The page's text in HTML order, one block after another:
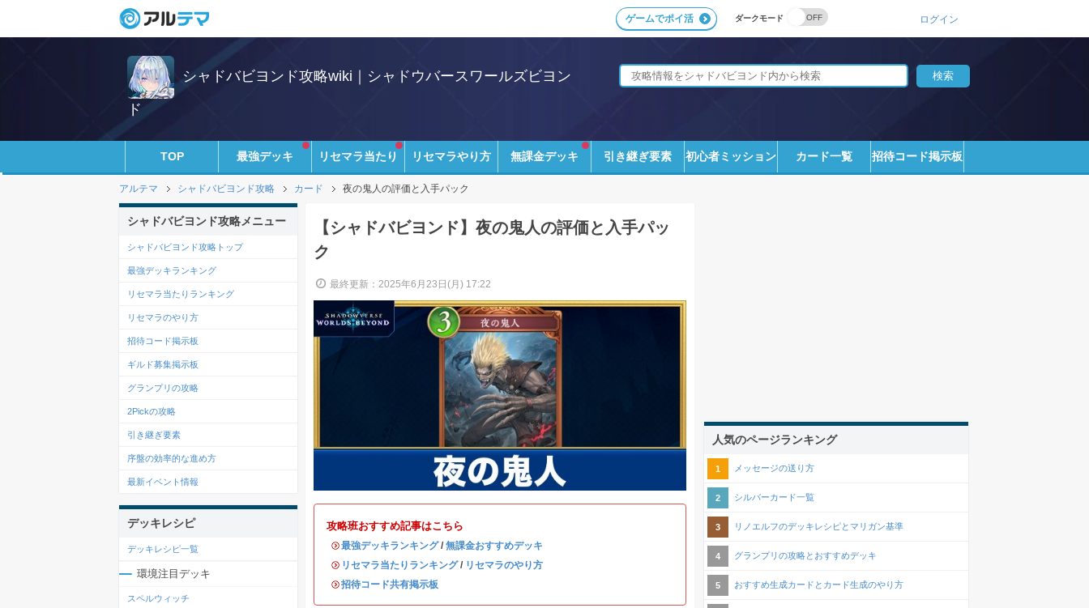
ダークモード
ゲームでポイ活 ログイン
シャドバビヨンド攻略wiki｜シャドウバースワールズビヨン
ド
TOP 最強デッキ リセマラ当たり リセマラやり方 無課金デッキ 引き継ぎ要素 初心者ミッション カード一覧 招待コード掲示板
アルテマ シャドバビヨンド攻略 カード 夜の鬼人の評価と入手パック
【シャドバビヨンド】夜の鬼人の評価と入手パッ
ク
最終更新：2025年6月23日(月) 17:22
攻略班おすすめ記事はこちら
・最強デッキランキング/ 無課金おすすめデッキ
・ リセマラ当たりランキング/ リセマラのやり方
・招待コード共有掲示板
シャドバビヨンド攻略メニュー
シャドバビヨンド攻略トップ
最強デッキランキング
リセマラ当たりランキング
リセマラのやり方
招待コード掲示板
ギルド募集掲示板
グランプリの攻略
2Pickの攻略
引き継ぎ要素
序盤の効率的な進め方
最新イベント情報
デッキレシピ
デッキレシピ一覧
環境注目デッキ
スペルウィッチ
人気のページランキング
メッセージの送り方
シルバーカード一覧
リノエルフのデッキレシピとマリガン基準
グランプリの攻略とおすすめデッキ
おすすめ生成カードとカード生成のやり方